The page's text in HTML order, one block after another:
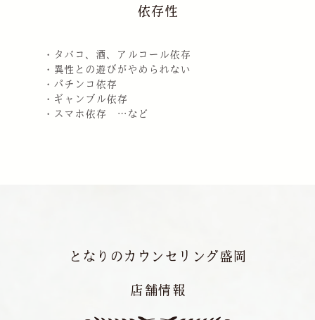
依存性
・タバコ、酒、アルコール依存
・異性との遊びがやめられない
・パチンコ依存
・ギャンブル依存
・スマホ依存 …など
となりのカウンセリング盛岡
店舗情報